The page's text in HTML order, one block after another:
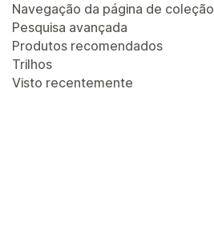
Navegação da página de coleção
Pesquisa avançada
Produtos recomendados
Trilhos
Visto recentemente